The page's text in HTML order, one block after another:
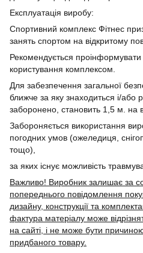
Експлуатація виробу:
Спортивний комплекс Фітнес
занять спортом на відкритому
Рекомендується
користування комплексом.
Для забезпечення загальної
ближче за яку знаходиться і/або
заборонено, становить 1,5 м. на
Забороняється використання
погодних умов (ожеледиця,
тощо),
за яких існує можливість
Важливо! Виробник залишає за
попереднього повідомлення
дизайну, конструкції та
фактура матеріалу може
на сайті, і не може бути
придбаного товару.